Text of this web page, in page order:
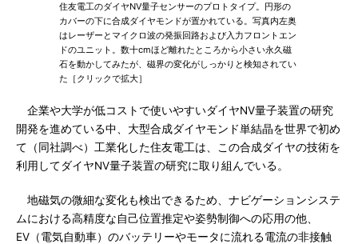
住友電工のダイヤNV量子センサーのプロトタイプ。円形の
カバーの下に合成ダイヤモンドが置かれている。写真内左奥
はレーザーとマイクロ波の発振回路および入力フロントエン
ドのユニット。数十cmほど離れたところから小さい永久磁
石を動かしてみたが、磁界の変化がしっかりと検知されてい
た［クリックで拡大］
企業や大学が低コストで使いやすいダイヤNV量子装置の研究
開発を進めている中、大型合成ダイヤモンド単結晶を世界で初め
て（同社調べ）工業化した住友電工は、この合成ダイヤの技術を
利用してダイヤNV量子装置の研究に取り組んでいる。
地磁気の微細な変化も検出できるため、ナビゲーションシステ
ムにおける高精度な自己位置推定や姿勢制御への応用の他、
EV（電気自動車）のバッテリーやモータに流れる電流の非接触